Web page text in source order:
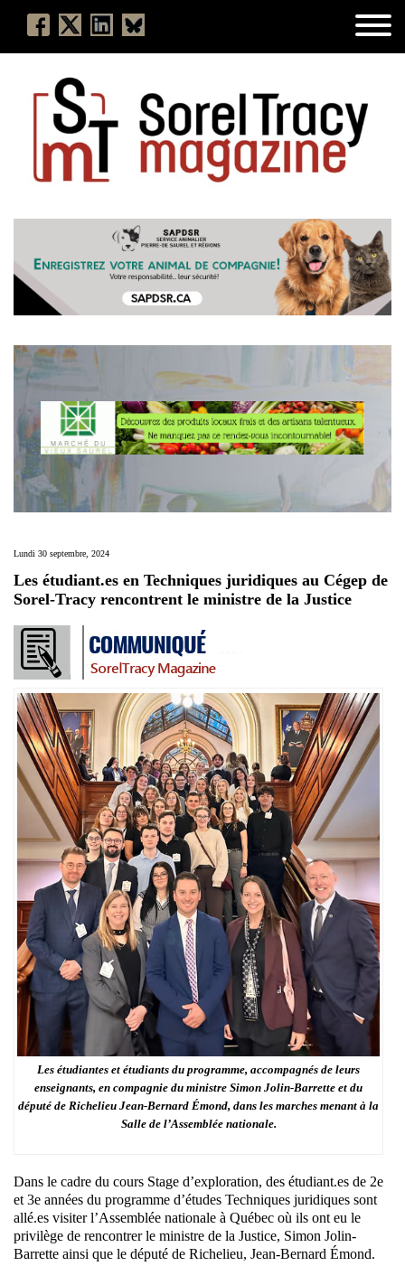
Lundi 30 septembre, 2024
Les étudiant.es en Techniques juridiques au Cégep de
Sorel-Tracy rencontrent le ministre de la Justice
Les étudiantes et étudiants du programme, accompagnés de leurs
enseignants, en compagnie du ministre Simon Jolin-Barrette et du
député de Richelieu Jean-Bernard Émond, dans les marches menant à la
Salle de l’Assemblée nationale.
Dans le cadre du cours Stage d’exploration, des étudiant.es de 2e
et 3e années du programme d’études Techniques juridiques sont
allé.es visiter l’Assemblée nationale à Québec où ils ont eu le
privilège de rencontrer le ministre de la Justice, Simon Jolin-
Barrette ainsi que le député de Richelieu, Jean-Bernard Émond.